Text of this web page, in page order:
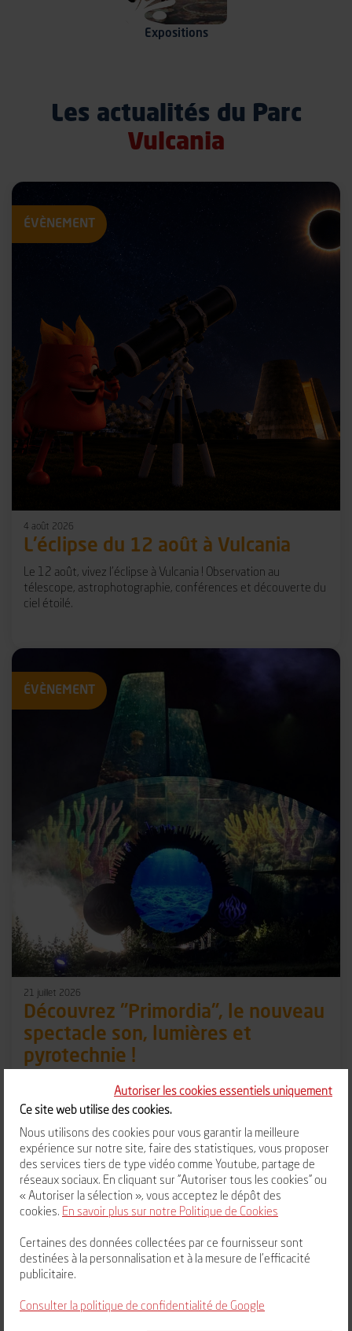
Autoriser les cookies essentiels uniquement
Ce site web utilise des cookies.
Nous utilisons des cookies pour vous garantir la meilleure
expérience sur notre site, faire des statistiques, vous proposer
des services tiers de type vidéo comme Youtube, partage de
réseaux sociaux. En cliquant sur "Autoriser tous les cookies" ou
« Autoriser la sélection », vous acceptez le dépôt des
cookies. En savoir plus sur notre Politique de Cookies
Certaines des données collectées par ce fournisseur sont
destinées à la personnalisation et à la mesure de l'efficacité
publicitaire.
Consulter la politique de confidentialité de Google
Expositions
Les actualités du Parc
Vulcania
ÉVÈNEMENT
4 août 2026
L'éclipse du 12 août à Vulcania
Le 12 août, vivez l’éclipse à Vulcania ! Observation au
télescope, astrophotographie, conférences et découverte du
ciel étoilé.
ÉVÈNEMENT
21 juillet 2026
Découvrez "Primordia", le nouveau
spectacle son, lumières et
pyrotechnie !
Découvrez « Primordia », le nouveau spectacle son, lumières
et pyrotechnie de Vulcania !
ÉVÈNEMENT